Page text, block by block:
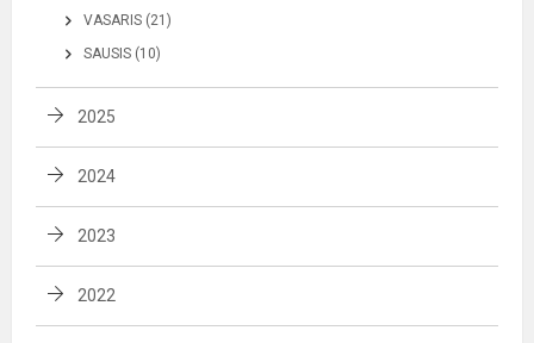
VASARIS (21)
SAUSIS (10)
2025
2024
2023
2022